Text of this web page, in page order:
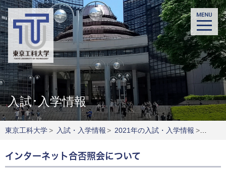
入試･入学情報
東京工科大学> 入試・入学情報 > 2021年の入試・入学情報 >
インターネット合否照会について